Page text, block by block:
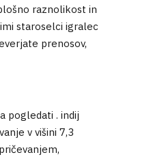
raznolikost in
staroselci igralec
prenosov,
pogledati . indij
v višini 7,3